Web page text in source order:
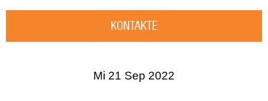
KONTAKTE
Mi 21 Sep 2022